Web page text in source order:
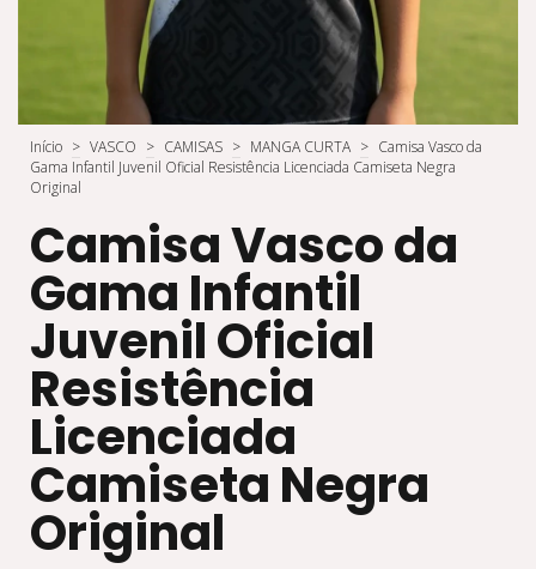
Início > VASCO > CAMISAS > MANGA CURTA > Camisa Vasco da
Gama Infantil Juvenil Oficial Resistência Licenciada Camiseta Negra
Original
Camisa Vasco da
Gama Infantil
Juvenil Oficial
Resistência
Licenciada
Camiseta Negra
Original